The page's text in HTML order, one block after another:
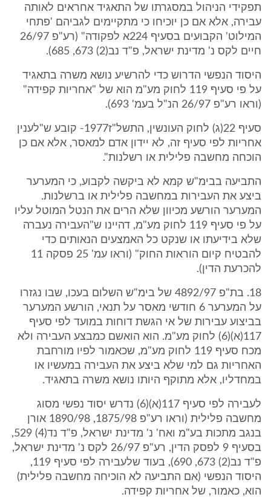
תפקידי הניהול במסגרתו של התאגיד אחראים לאותה
עבירה, אלא אם כן יוכיחו כי מתקיימים לגביהם 'פתחי
המילוט' הקבועים בסעיף 224א לפקודה" (רע"פ 26/97
חיים לקס נ' מדינת ישראל, פ"ד נב(2) 673, 685).
היסוד הנפשי הדרוש כדי להרשיע נושא משרה בתאגיד
על פי סעיף 119 לחוק מע"מ הוא של "אחריות קפידה"
(וראו רע"פ 26/97 הנ"ל בעמ' 693).
סעיף 22(ג) לחוק העונשין, התשל"ז1977- קובע ש"לענין
אחריות לפי סעיף זה, לא יידון אדם למאסר, אלא אם כן
הוכחה מחשבה פלילית או רשלנות".
התביעה בבימ"ש קמא לא ביקשה לקבוע, כי המערער
ביצע את העבירות במחשבה פלילית או ברשלנות.
המערער הורשע מכיוון שלא הרים את הנטל המוטל עליו
על פי סעיף 119 לחוק מע"מ, דהיינו ש"העבירה נעברה
שלא בידיעתו או שנקט כל האמצעים הנאותים כדי
להבטיח קיום הוראות החוק" (וראו עמ' 25 פסקה 11
להכרעת הדין).
18. בת"פ 4892/97 של בימ"ש השלום בעכו, שבו נגזרו
על המערער 6 חודשי מאסר על תנאי, הורשע המערער
בביצוע עבירות של אי הגשת דוחות במועד לפי סעיף
117(א)(6) לחוק מע"מ. הוא הואשם כמבצע העבירה ולא
מכח סעיף 119 לחוק מע"מ, שכאמור לפיו מורחבת
האחריות גם למי שלא ביצע את העבירה במעשיו או
במחדליו, אלא מתוקף היותו נושא משרה בתאגיד.
לעבירה לפי סעיף 117(א)(6) נדרש יסוד נפשי מסוג
מחשבה פלילית (וראו רע"פ 1875/98, 1890/98 אורן
בנגב מתכות בע"מ ואח' נ' מדינת ישראל, פ"ד נד(4) 529,
בסעיף 9 לפסק הדין, רע"פ 26/97 לקס נ' מדינת ישראל,
פ"ד נב(2) 673, 690), בעוד שלעבירה לפי סעיף 119,
היסוד הנפשי (אם התביעה לא הוכיחה מחשבה פלילית)
הוא, כאמור, של אחריות קפידה.